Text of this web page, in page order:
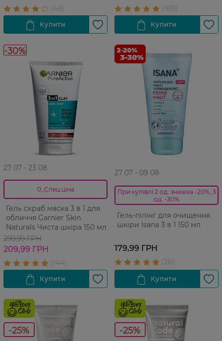
-30%
27 07 - 23 08
0_Спец.ціна
Гель скраб маска 3 в 1 для
обличчя Garnier Skin
Naturals Чиста шкіра 150 мл
299,99 ГРН
209,99 ГРН
27 07 - 09 08
При купівлі 2 од. знижка -20%, 3
од. -30%
Гель-пілінг для очищення
шкіри Isana 3 в 1 150 мл
179,99 ГРН
-25% -25%